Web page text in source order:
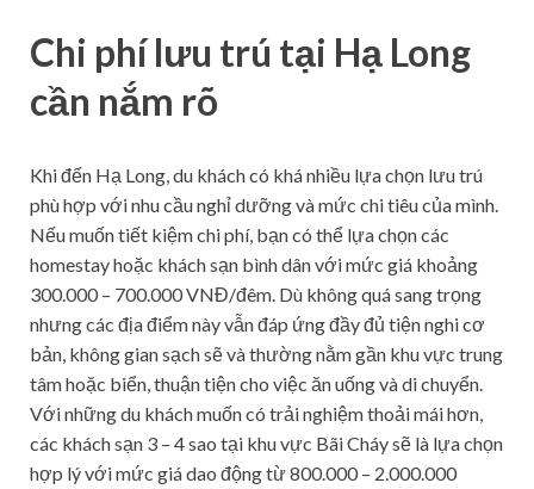
Chi phí lưu trú tại Hạ Long
cần nắm rõ
Khi đến Hạ Long, du khách có khá nhiều lựa chọn lưu trú
phù hợp với nhu cầu nghỉ dưỡng và mức chi tiêu của mình.
Nếu muốn tiết kiệm chi phí, bạn có thể lựa chọn các
homestay hoặc khách sạn bình dân với mức giá khoảng
300.000 – 700.000 VNĐ/đêm. Dù không quá sang trọng
nhưng các địa điểm này vẫn đáp ứng đầy đủ tiện nghi cơ
bản, không gian sạch sẽ và thường nằm gần khu vực trung
tâm hoặc biển, thuận tiện cho việc ăn uống và di chuyển.
Với những du khách muốn có trải nghiệm thoải mái hơn,
các khách sạn 3 – 4 sao tại khu vực Bãi Cháy sẽ là lựa chọn
hợp lý với mức giá dao động từ 800.000 – 2.000.000